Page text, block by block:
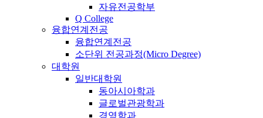
자유전공학부
Q College
융합연계전공
융합연계전공
소단위 전공과정(Micro Degree)
대학원
일반대학원
동아시아학과
글로벌관광학과
경영학과